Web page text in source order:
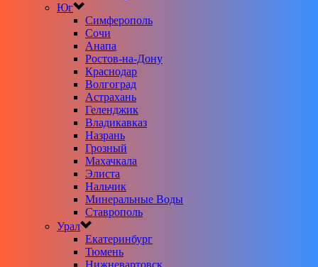
Юг
Симферополь
Сочи
Анапа
Ростов-на-Дону
Краснодар
Волгоград
Астрахань
Геленджик
Владикавказ
Назрань
Грозный
Махачкала
Элиста
Нальчик
Минеральные Воды
Ставрополь
Урал
Екатеринбург
Тюмень
Нижневартовск